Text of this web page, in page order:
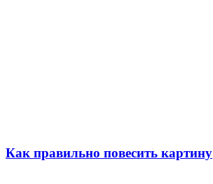
Как правильно повесить картину